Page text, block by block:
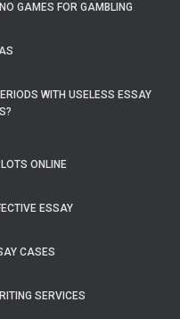
GAMES FOR GAMBLING
WITH USELESS ESSAY
ONLINE
ESSAY
CASES
SERVICES